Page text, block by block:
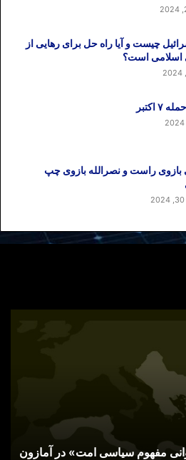
چیست و آیا راه حل برای رهایی از
اسلامی است؟
اکتبر
بازوی راست و نصرالله بازوی چپ
مفهوم سیاسی امت» در آمازون